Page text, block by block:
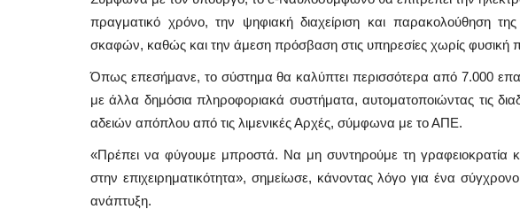
πραγματικό χρόνο, την ψηφιακή διαχείριση και παρακολούθηση
σκαφών, καθώς και την άμεση πρόσβαση στις υπηρεσίες χωρίς φυσική
Όπως επεσήμανε, το σύστημα θα καλύπτει περισσότερα από 7.000
με άλλα δημόσια πληροφοριακά συστήματα, αυτοματοποιώντας τις
αδειών απόπλου από τις λιμενικές Αρχές, σύμφωνα με το ΑΠΕ.
«Πρέπει να φύγουμε μπροστά. Να μη συντηρούμε τη γραφειοκρατία
στην επιχειρηματικότητα», σημείωσε, κάνοντας λόγο για ένα
ανάπτυξη.
Mykonos News